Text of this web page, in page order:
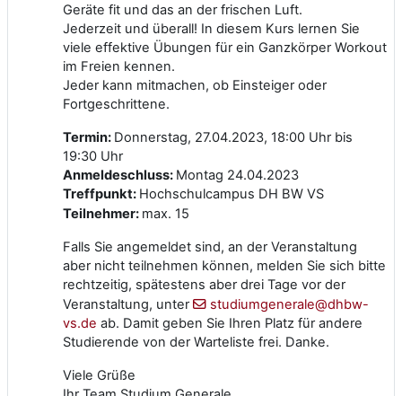
Geräte fit und das an der frischen Luft.
Jederzeit und überall! In diesem Kurs lernen Sie
viele effektive Übungen für ein Ganzkörper Workout
im Freien kennen.
Jeder kann mitmachen, ob Einsteiger oder
Fortgeschrittene.
Termin: Donnerstag, 27.04.2023, 18:00 Uhr bis
19:30 Uhr
Anmeldeschluss: Montag 24.04.2023
Treffpunkt: Hochschulcampus DH BW VS
Teilnehmer: max. 15
Falls Sie angemeldet sind, an der Veranstaltung
aber nicht teilnehmen können, melden Sie sich bitte
rechtzeitig, spätestens aber drei Tage vor der
Veranstaltung, unter
studiumgenerale@dhbw-
vs.de ab. Damit geben Sie Ihren Platz für andere
Studierende von der Warteliste frei. Danke.
Viele Grüße